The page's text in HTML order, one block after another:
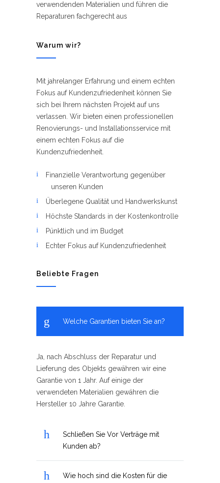
verwendenden Materialien und führen die
Reparaturen fachgerecht aus
Warum wir?
Mit jahrelanger Erfahrung und einem echten
Fokus auf Kundenzufriedenheit können Sie
sich bei Ihrem nächsten Projekt auf uns
verlassen. Wir bieten einen professionellen
Renovierungs- und Installationsservice mit
einem echten Fokus auf die
Kundenzufriedenheit.
Finanzielle Verantwortung gegenüber
unseren Kunden
Überlegene Qualität und Handwerkskunst
Höchste Standards in der Kostenkontrolle
Pünktlich und im Budget
Echter Fokus auf Kundenzufriedenheit
Beliebte Fragen
Welche Garantien bieten Sie an?
Ja, nach Abschluss der Reparatur und
Lieferung des Objekts gewähren wir eine
Garantie von 1 Jahr. Auf einige der
verwendeten Materialien gewähren die
Hersteller 10 Jahre Garantie.
Schließen Sie Vor Verträge mit
Kunden ab?
Wie hoch sind die Kosten für die